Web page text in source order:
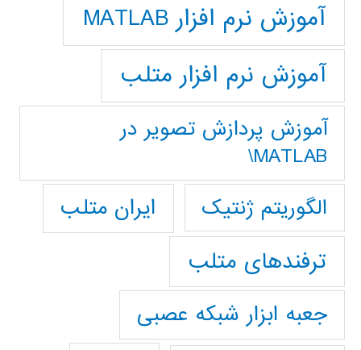
آموزش نرم افزار MATLAB
آموزش نرم افزار متلب
آموزش پردازش تصوير در
MATLAB\
الگوریتم ژنتیک
ایران متلب
ترفندهای متلب
جعبه ابزار شبکه عصبی